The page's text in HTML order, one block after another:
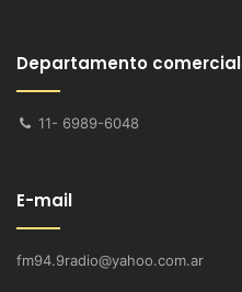
Departamento comercial
11- 6989-6048
E-mail
fm94.9radio@yahoo.com.ar